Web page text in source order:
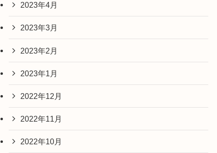
2023年4月
2023年3月
2023年2月
2023年1月
2022年12月
2022年11月
2022年10月